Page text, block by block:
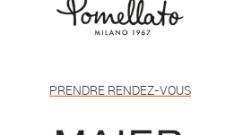
PRENDRE RENDEZ-VOUS